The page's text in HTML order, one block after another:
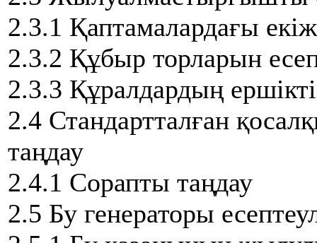
2.3.1 Қаптамалардағы
2.3.2 Құбыр торларын
2.3.3 Құралдардың ершікті
2.4 Стандартталған
таңдау
2.4.1 Сорапты таңдау
2.5 Бу генераторы